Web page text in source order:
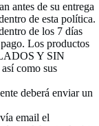
antes de su entrega
de esta política.
de los 7 días
Los productos
Y SIN
como sus
deberá enviar un
email el